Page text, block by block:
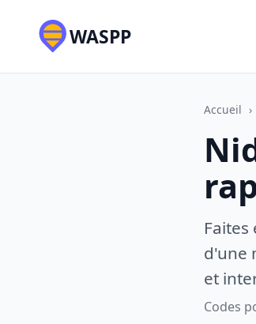
WASPP
Accueil ›
d'une
et
Codes